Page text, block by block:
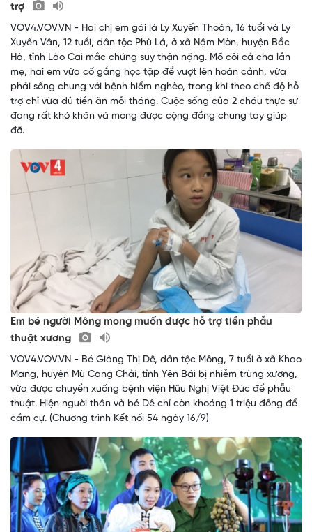
trợ
VOV4.VOV.VN - Hai chị em gái là Ly Xuyến Thoàn, 16 tuổi và Ly
Xuyến Vân, 12 tuổi, dân tộc Phù Lá, ở xã Nậm Mòn, huyện Bắc
Hà, tỉnh Lào Cai mắc chứng suy thận nặng. Mồ côi cả cha lẫn
mẹ, hai em vừa cố gắng học tập để vượt lên hoàn cảnh, vừa
phải sống chung với bệnh hiểm nghèo, trong khi theo chế độ hỗ
trợ chỉ vừa đủ tiền ăn mỗi tháng. Cuộc sống của 2 cháu thực sự
đang rất khó khăn và mong được cộng đồng chung tay giúp
đỡ.
Em bé người Mông mong muốn được hỗ trợ tiền phẫu
thuật xương
VOV4.VOV.VN - Bé Giàng Thị Dê, dân tộc Mông, 7 tuổi ở xã Khao
Mang, huyện Mù Cang Chải, tỉnh Yên Bái bị nhiễm trùng xương,
vừa được chuyển xuống bệnh viện Hữu Nghị Việt Đức để phẫu
thuật. Hiện người thân và bé Dê chỉ còn khoảng 1 triệu đồng để
cầm cự. (Chương trình Kết nối 54 ngày 16/9)